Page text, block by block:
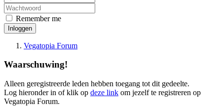
Remember me
Inloggen
Vegatopia Forum
Waarschuwing!
Alleen geregistreerde leden hebben toegang tot dit gedeelte.
Log hieronder in of klik op deze link om jezelf te registreren op
Vegatopia Forum.